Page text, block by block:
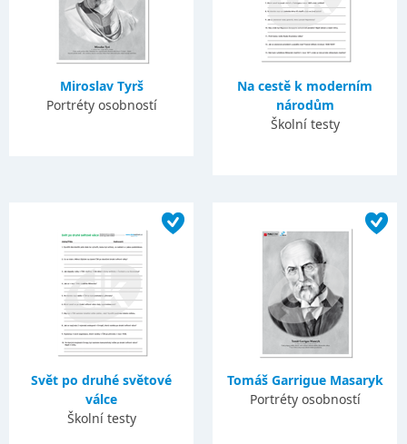
Miroslav Tyrš
Portréty osobností
Na cestě k moderním
národům
Školní testy
Svět po druhé světové
válce
Školní testy
Tomáš Garrigue Masaryk
Portréty osobností